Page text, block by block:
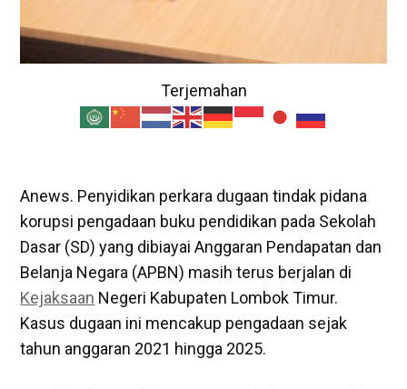
Terjemahan
Anews. Penyidikan perkara dugaan tindak pidana
korupsi pengadaan buku pendidikan pada Sekolah
Dasar (SD) yang dibiayai Anggaran Pendapatan dan
Belanja Negara (APBN) masih terus berjalan di
Kejaksaan Negeri Kabupaten Lombok Timur.
Kasus dugaan ini mencakup pengadaan sejak
tahun anggaran 2021 hingga 2025.